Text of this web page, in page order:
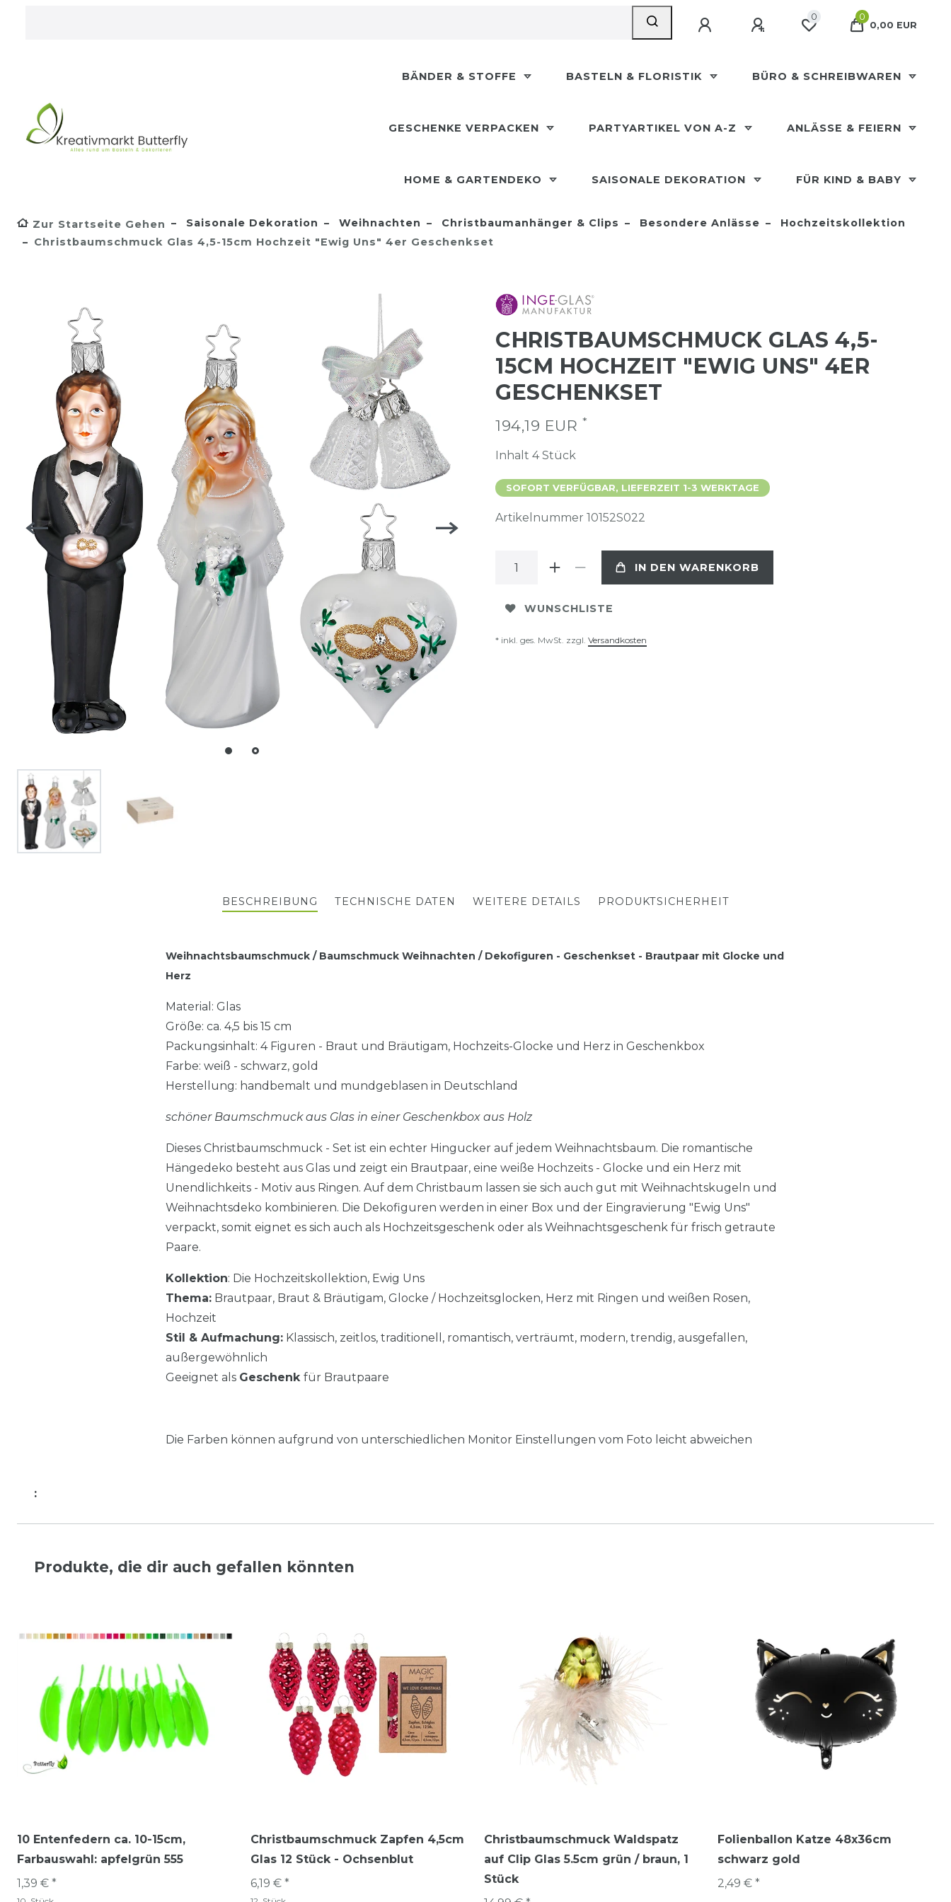
0
0
0,00 EUR
BÄNDER & STOFFE BASTELN & FLORISTIK BÜRO & SCHREIBWAREN
GESCHENKE VERPACKEN PARTYARTIKEL VON A-Z ANLÄSSE & FEIERN
HOME & GARTENDEKO SAISONALE DEKORATION FÜR KIND & BABY
Zur Startseite Gehen Saisonale Dekoration Weihnachten Christbaumanhänger & Clips Besondere Anlässe
Hochzeitskollektion
Christbaumschmuck Glas 4,5-15cm Hochzeit "Ewig Uns" 4er Geschenkset
CHRISTBAUMSCHMUCK GLAS 4,5-
15CM HOCHZEIT "EWIG UNS" 4ER
GESCHENKSET
194,19 EUR *
Inhalt 4Stück
SOFORT VERFÜGBAR, LIEFERZEIT 1-3 WERKTAGE
Artikelnummer 10152S022
IN DEN WARENKORB
WUNSCHLISTE
* inkl. ges. MwSt. zzgl. Versandkosten
BESCHREIBUNG TECHNISCHE DATEN WEITERE DETAILS PRODUKTSICHERHEIT
Weihnachtsbaumschmuck / Baumschmuck Weihnachten / Dekofiguren - Geschenkset - Brautpaar mit Glocke und
Herz
Material: Glas
Größe: ca. 4,5 bis 15 cm
Packungsinhalt: 4 Figuren - Braut und Bräutigam, Hochzeits-Glocke und Herz in Geschenkbox
Farbe: weiß - schwarz, gold
Herstellung: handbemalt und mundgeblasen in Deutschland
schöner Baumschmuck aus Glas in einer Geschenkbox aus Holz
Dieses Christbaumschmuck - Set ist ein echter Hingucker auf jedem Weihnachtsbaum. Die romantische
Hängedeko besteht aus Glas und zeigt ein Brautpaar, eine weiße Hochzeits - Glocke und ein Herz mit
Unendlichkeits - Motiv aus Ringen. Auf dem Christbaum lassen sie sich auch gut mit Weihnachtskugeln und
Weihnachtsdeko kombinieren. Die Dekofiguren werden in einer Box und der Eingravierung "Ewig Uns"
verpackt, somit eignet es sich auch als Hochzeitsgeschenk oder als Weihnachtsgeschenk für frisch getraute
Paare.
Kollektion: Die Hochzeitskollektion, Ewig Uns
Thema: Brautpaar, Braut & Bräutigam, Glocke / Hochzeitsglocken, Herz mit Ringen und weißen Rosen,
Hochzeit
Stil & Aufmachung: Klassisch, zeitlos, traditionell, romantisch, verträumt, modern, trendig, ausgefallen,
außergewöhnlich
Geeignet als Geschenk für Brautpaare
Die Farben können aufgrund von unterschiedlichen Monitor Einstellungen vom Foto leicht abweichen
:
Produkte, die dir auch gefallen könnten
10 Entenfedern ca. 10-15cm,
Farbauswahl: apfelgrün 555
1,39 € *
Christbaumschmuck Zapfen 4,5cm
Glas 12 Stück - Ochsenblut
6,19 € *
Christbaumschmuck Waldspatz
auf Clip Glas 5.5cm grün / braun, 1
Stück
Folienballon Katze 48x36cm
schwarz gold
2,49 € *